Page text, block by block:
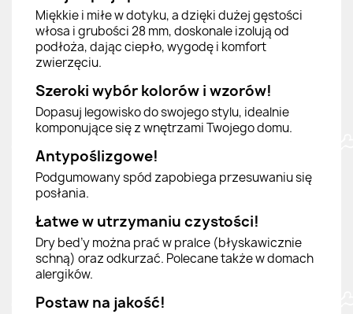
Miękkie i miłe w dotyku, a dzięki dużej gęstości
włosa i grubości 28 mm, doskonale izolują od
podłoża, dając ciepło, wygodę i komfort
zwierzęciu.
Szeroki wybór kolorów i wzorów!
Dopasuj legowisko do swojego stylu, idealnie
komponujące się z wnętrzami Twojego domu.
Antypoślizgowe!
Podgumowany spód zapobiega przesuwaniu się
posłania.
Łatwe w utrzymaniu czystości!
Dry bed’y można prać w pralce (błyskawicznie
schną) oraz odkurzać. Polecane także w domach
alergików.
Postaw na jakość!